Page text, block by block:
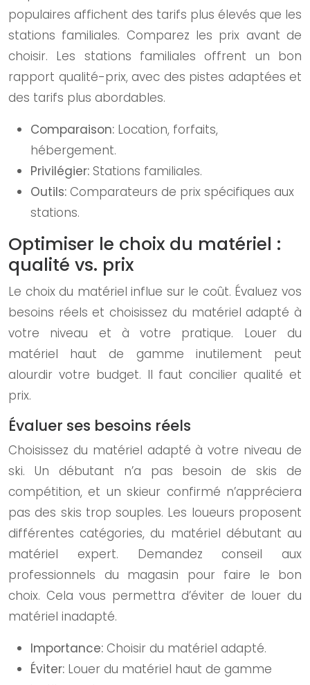
populaires affichent des tarifs plus élevés que les
stations familiales. Comparez les prix avant de
choisir. Les stations familiales offrent un bon
rapport qualité-prix, avec des pistes adaptées et
des tarifs plus abordables.
Comparaison: Location, forfaits,
hébergement.
Privilégier: Stations familiales.
Outils: Comparateurs de prix spécifiques aux
stations.
Optimiser le choix du matériel :
qualité vs. prix
Le choix du matériel influe sur le coût. Évaluez vos
besoins réels et choisissez du matériel adapté à
votre niveau et à votre pratique. Louer du
matériel haut de gamme inutilement peut
alourdir votre budget. Il faut concilier qualité et
prix.
Évaluer ses besoins réels
Choisissez du matériel adapté à votre niveau de
ski. Un débutant n’a pas besoin de skis de
compétition, et un skieur confirmé n’appréciera
pas des skis trop souples. Les loueurs proposent
différentes catégories, du matériel débutant au
matériel expert. Demandez conseil aux
professionnels du magasin pour faire le bon
choix. Cela vous permettra d’éviter de louer du
matériel inadapté.
Importance: Choisir du matériel adapté.
Éviter: Louer du matériel haut de gamme